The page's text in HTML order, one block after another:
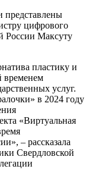
представлены
цифрового
России Максуту
пластику и
временем
услуг.
в 2024 году
«Виртуальная
– рассказала
Свердловской